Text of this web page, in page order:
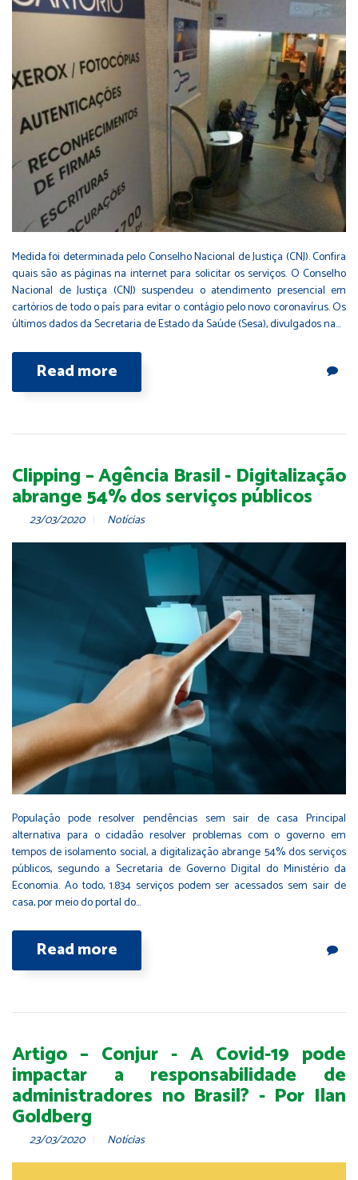
Medida foi determinada pelo Conselho Nacional de Justiça (CNJ). Confira
quais são as páginas na internet para solicitar os serviços. O Conselho
Nacional de Justiça (CNJ) suspendeu o atendimento presencial em
cartórios de todo o país para evitar o contágio pelo novo coronavírus. Os
últimos dados da Secretaria de Estado da Saúde (Sesa), divulgados na…
Read more
Clipping – Agência Brasil - Digitalização
abrange 54% dos serviços públicos
23/03/2020 Notícias
População pode resolver pendências sem sair de casa Principal
alternativa para o cidadão resolver problemas com o governo em
tempos de isolamento social, a digitalização abrange 54% dos serviços
públicos, segundo a Secretaria de Governo Digital do Ministério da
Economia. Ao todo, 1.834 serviços podem ser acessados sem sair de
casa, por meio do portal do…
Read more
Artigo – Conjur - A Covid-19 pode
impactar a responsabilidade de
administradores no Brasil? - Por Ilan
Goldberg
23/03/2020 Notícias